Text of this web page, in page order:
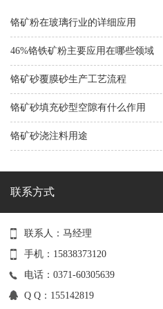
铬矿粉在玻璃行业的详细应用
46%铬铁矿粉主要应用在哪些领域
铬矿砂覆膜砂生产工艺流程
铬矿砂填充砂型空隙有什么作用
铬矿砂浇注料用途
联系方式
联系人：马经理
手机：15838373120
电话：0371-60305639
Q Q：155142819